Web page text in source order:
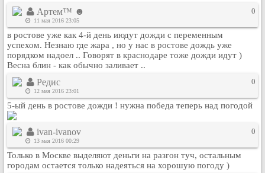
Беседы
Игры
Кулинария
Физкультура и спорт
Авто. Мото.
Космос
Домашние питомцы
Медицина
Компьютер
Ещё
Артем™ ☻
11 мая 2016 23:05
0
в ростове уже как 4-й день июдут дожди с переменным
успехом. Незнаю где жара , но у нас в ростове дождь уже
порядком надоел .. Говорят в краснодаре тоже дожди идут )
Весна блин - как обычно заливает ..
Редис
12 мая 2016 23:01
0
5-ый день в ростове дожди ! нужна победа теперь над погодой
ivan-ivanov
13 мая 2016 00:29
0
Только в Москве выделяют деньги на разгон туч, остальным
городам остается только надеяться на хорошую погоду )